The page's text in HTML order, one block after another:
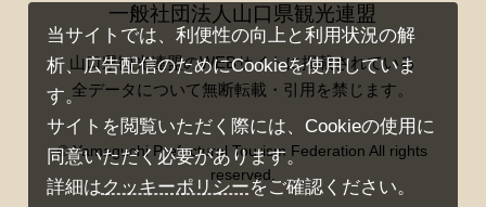
一般社団法人山口県観光連盟
山口県観光連盟のWEBサイトに掲載されている
全データについて無断転載・引用を禁じます。
© Yamaguchi Prefectural Tourism Federation All rights
reserved.
当サイトでは、利便性の向上と利用状況の解
析、広告配信のためにCookieを使用していま
す。
サイトを閲覧いただく際には、Cookieの使用に
同意いただく必要があります。
詳細はクッキーポリシーをご確認ください。